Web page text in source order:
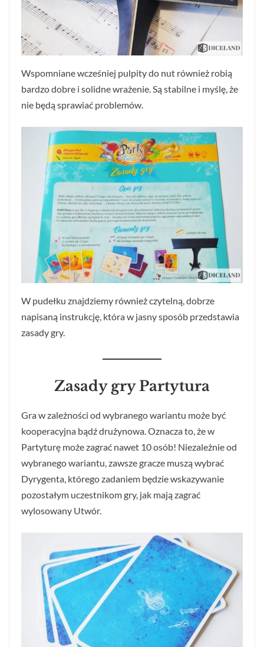
Wspomniane wcześniej pulpity do nut również robią
bardzo dobre i solidne wrażenie. Są stabilne i myślę, że
nie będą sprawiać problemów.
W pudełku znajdziemy również czytelną, dobrze
napisaną instrukcję, która w jasny sposób przedstawia
zasady gry.
Zasady gry Partytura
Gra w zależności od wybranego wariantu może być
kooperacyjna bądź drużynowa. Oznacza to, że w
Partyturę może zagrać nawet 10 osób! Niezależnie od
wybranego wariantu, zawsze gracze muszą wybrać
Dyrygenta, którego zadaniem będzie wskazywanie
pozostałym uczestnikom gry, jak mają zagrać
wylosowany Utwór.